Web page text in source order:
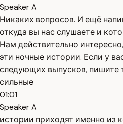
Speaker A
Никаких вопросов. И ещё
откуда вы нас слушаете и
Нам действительно
эти ночные истории. Если у
следующих выпусков, пишите
сильные
01:01
Speaker A
истории приходят именно из